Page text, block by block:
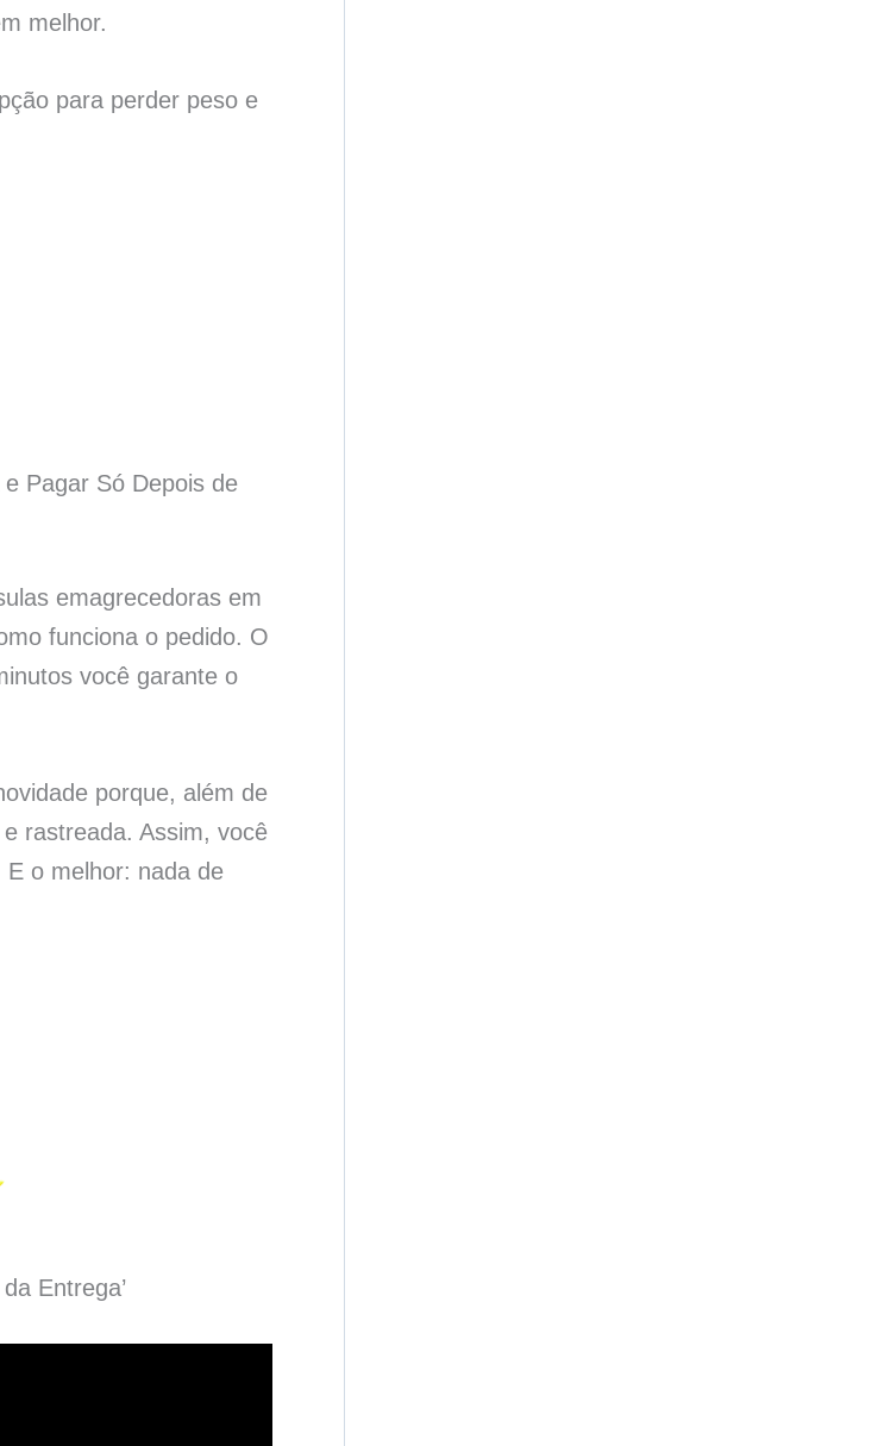
melhor.
para perder peso e
Pagar Só Depois de
emagrecedoras em
funciona o pedido. O
você garante o
porque, além de
rastreada. Assim, você
o melhor: nada de
Entrega’